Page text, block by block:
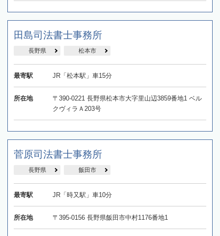
田島司法書士事務所
長野県 松本市
最寄駅 JR「松本駅」車15分
所在地
〒390-0221 長野県松本市大字里山辺3859番地1 ベル
クヴィラＡ203号
菅原司法書士事務所
長野県 飯田市
最寄駅 JR「時又駅」車10分
所在地 〒395-0156 長野県飯田市中村1176番地1